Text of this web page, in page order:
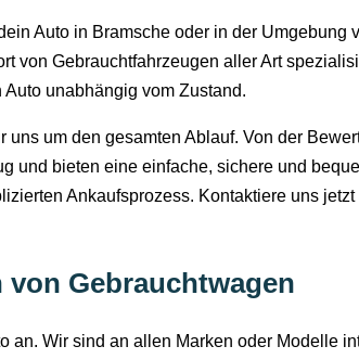
Auto in Bramsche oder in der
von Gebrauchtfahrzeugen aller Art
unabhängig vom Zustand.
uns um den gesamten Ablauf. Von der
und bieten eine einfache, sichere und
Ankaufsprozess. Kontaktiere uns
Gebrauchtwagen
Wir sind an allen Marken oder Modelle